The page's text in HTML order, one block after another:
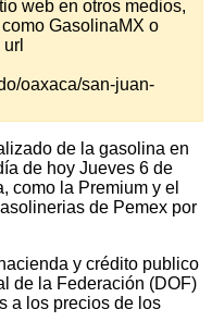
web en otros medios,
GasolinaMX o
oaxaca/san-juan-
de la gasolina en
de hoy Jueves 6 de
como la Premium y el
de Pemex por
y crédito publico
de la Federación (DOF)
a los precios de los